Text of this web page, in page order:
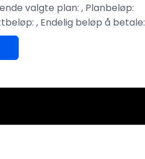
valgte plan: , Planbeløp:
, Endelig beløp å betale: